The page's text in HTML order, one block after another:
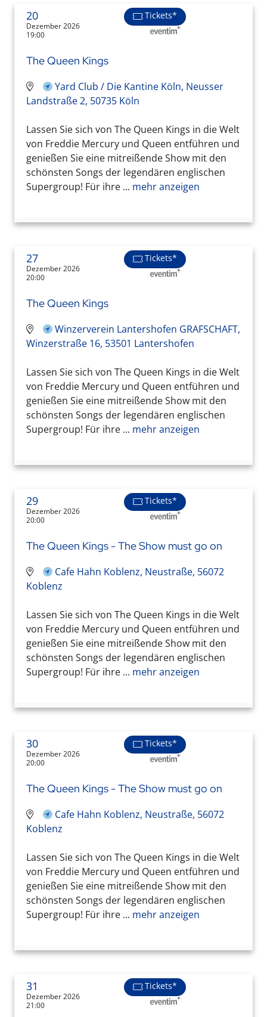
20
Dezember 2026
19:00
Tickets*
The Queen Kings
Yard Club / Die Kantine Köln, Neusser
Landstraße 2, 50735 Köln
Lassen Sie sich von The Queen Kings in die Welt
von Freddie Mercury und Queen entführen und
genießen Sie eine mitreißende Show mit den
schönsten Songs der legendären englischen
Supergroup! Für ihre ... mehr anzeigen
27
Dezember 2026
20:00
Tickets*
The Queen Kings
Winzerverein Lantershofen GRAFSCHAFT,
Winzerstraße 16, 53501 Lantershofen
Lassen Sie sich von The Queen Kings in die Welt
von Freddie Mercury und Queen entführen und
genießen Sie eine mitreißende Show mit den
schönsten Songs der legendären englischen
Supergroup! Für ihre ... mehr anzeigen
29
Dezember 2026
20:00
Tickets*
The Queen Kings - The Show must go on
Cafe Hahn Koblenz, Neustraße, 56072
Koblenz
Lassen Sie sich von The Queen Kings in die Welt
von Freddie Mercury und Queen entführen und
genießen Sie eine mitreißende Show mit den
schönsten Songs der legendären englischen
Supergroup! Für ihre ... mehr anzeigen
30
Dezember 2026
20:00
Tickets*
The Queen Kings - The Show must go on
Cafe Hahn Koblenz, Neustraße, 56072
Koblenz
Lassen Sie sich von The Queen Kings in die Welt
von Freddie Mercury und Queen entführen und
genießen Sie eine mitreißende Show mit den
schönsten Songs der legendären englischen
Supergroup! Für ihre ... mehr anzeigen
31
Dezember 2026
21:00
Tickets*